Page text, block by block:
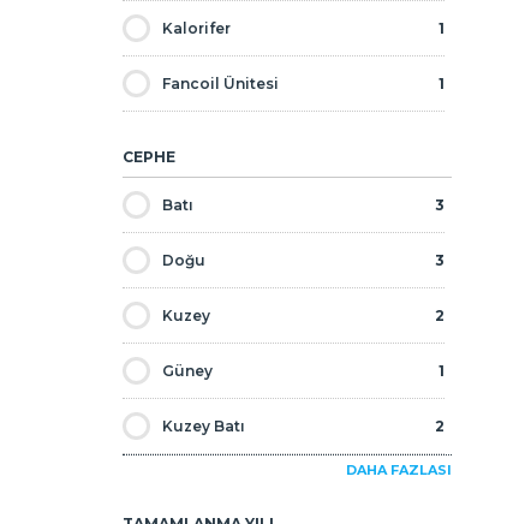
Kalorifer 1
Fancoil Ünitesi 1
CEPHE
Batı 3
Doğu 3
Kuzey 2
Güney 1
Kuzey Batı 2
DAHA FAZLASI